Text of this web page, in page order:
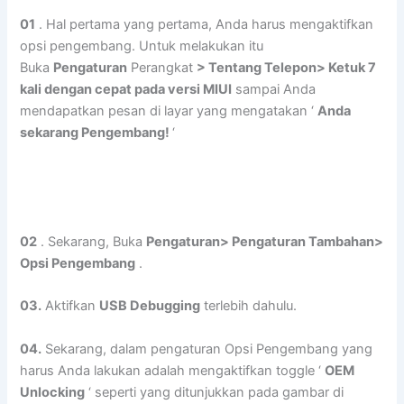
01 . Hal pertama yang pertama, Anda harus mengaktifkan
opsi pengembang. Untuk melakukan itu
Buka Pengaturan Perangkat > Tentang Telepon> Ketuk 7
kali dengan cepat pada versi MIUI sampai Anda
mendapatkan pesan di layar yang mengatakan ‘Anda
sekarang Pengembang!‘
02 . Sekarang, Buka Pengaturan> Pengaturan Tambahan>
Opsi Pengembang .
03. Aktifkan USB Debugging terlebih dahulu.
04. Sekarang, dalam pengaturan Opsi Pengembang yang
harus Anda lakukan adalah mengaktifkan toggle ‘OEM
Unlocking ‘ seperti yang ditunjukkan pada gambar di